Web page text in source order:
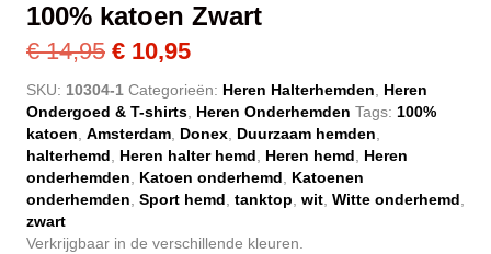
100% katoen Zwart
€14,95 Oorspronkelijke
prijs
was:
€ 14,95.
€ 10,95Huidige
prijs
is:
€ 10,95.
SKU: 10304-1 Categorieën: Heren Halterhemden, Heren
Ondergoed & T-shirts, Heren Onderhemden Tags: 100%
katoen, Amsterdam, Donex, Duurzaam hemden,
halterhemd, Heren halter hemd, Heren hemd, Heren
onderhemden, Katoen onderhemd, Katoenen
onderhemden, Sport hemd, tanktop, wit, Witte onderhemd,
zwart
Verkrijgbaar in de verschillende kleuren.